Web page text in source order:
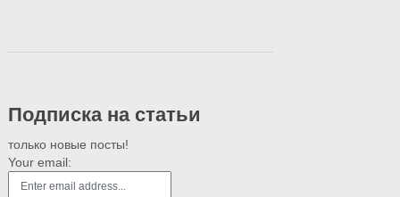
Подписка на статьи
только новые посты!
Your email: